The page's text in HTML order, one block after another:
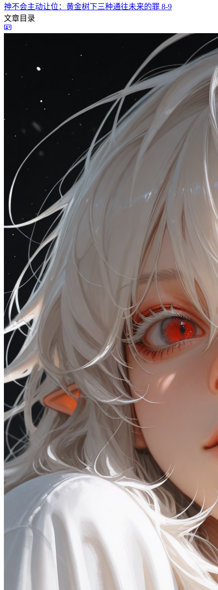
神不会主动让位：黄金树下三种通往未来的罪 8-9
文章目录